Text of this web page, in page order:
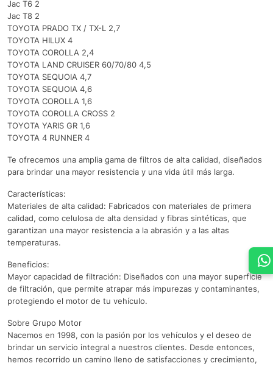
Jac T6 2
Jac T8 2
TOYOTA PRADO TX / TX-L 2,7
TOYOTA HILUX 4
TOYOTA COROLLA 2,4
TOYOTA LAND CRUISER 60/70/80 4,5
TOYOTA SEQUOIA 4,7
TOYOTA SEQUOIA 4,6
TOYOTA COROLLA 1,6
TOYOTA COROLLA CROSS 2
TOYOTA YARIS GR 1,6
TOYOTA 4 RUNNER 4
Te ofrecemos una amplia gama de filtros de alta calidad, diseñados
para brindar una mayor resistencia y una vida útil más larga.
Características:
Materiales de alta calidad: Fabricados con materiales de primera
calidad, como celulosa de alta densidad y fibras sintéticas, que
garantizan una mayor resistencia a la abrasión y a las altas
temperaturas.
Beneficios:
Mayor capacidad de filtración: Diseñados con una mayor superficie
de filtración, que permite atrapar más impurezas y contaminantes,
protegiendo el motor de tu vehículo.
Sobre Grupo Motor
Nacemos en 1998, con la pasión por los vehículos y el deseo de
brindar un servicio integral a nuestros clientes. Desde entonces,
hemos recorrido un camino lleno de satisfacciones y crecimiento,